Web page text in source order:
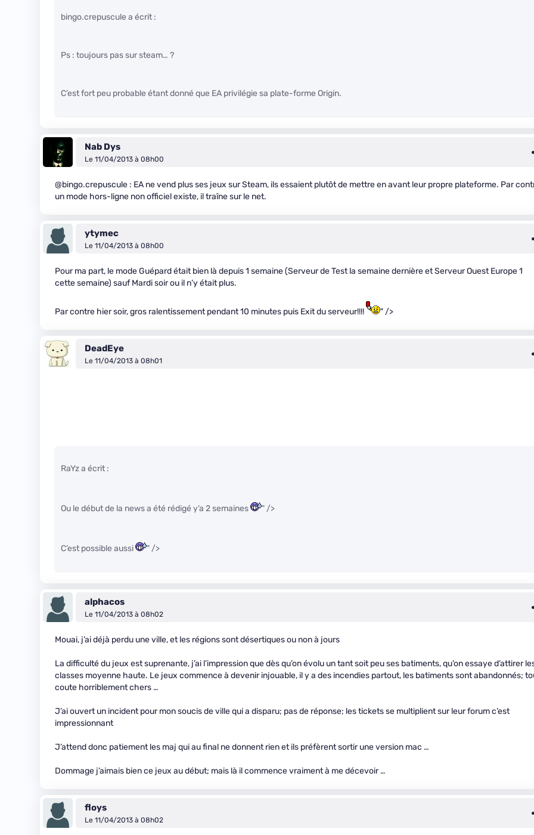
bingo.crepuscule a écrit :
Ps : toujours pas sur steam… ?
C’est fort peu probable étant donné que EA privilégie sa plate-forme Origin.
Nab Dys
Le 11/04/2013 à 08h00
@bingo.crepuscule : EA ne vend plus ses jeux sur Steam, ils essaient plutôt de mettre en avant leur propre plateforme. Par
un mode hors-ligne non officiel existe, il traîne sur le net.
ytymec
Le 11/04/2013 à 08h00
Pour ma part, le mode Guépard était bien là depuis 1 semaine (Serveur de Test la semaine dernière et Serveur Ouest Europe 1
cette semaine) sauf Mardi soir ou il n’y était plus.
Par contre hier soir, gros ralentissement pendant 10 minutes puis Exit du serveur!!!! " />
DeadEye
Le 11/04/2013 à 08h01
RaYz a écrit :
Ou le début de la news a été rédigé y’a 2 semaines " />
C’est possible aussi " />
alphacos
Le 11/04/2013 à 08h02
Mouai, j’ai déjà perdu une ville, et les régions sont désertiques ou non à jours
La difficulté du jeux est suprenante, j’ai l’impression que dès qu’on évolu un tant soit peu ses batiments, qu’on essaye d’attirer
classes moyenne haute. Le jeux commence à devenir injouable, il y a des incendies partout, les batiments sont abandonnés;
coute horriblement chers …
J’ai ouvert un incident pour mon soucis de ville qui a disparu; pas de réponse; les tickets se multiplient sur leur forum c’est
impressionnant
J’attend donc patiement les maj qui au final ne donnent rien et ils préfèrent sortir une version mac …
Dommage j’aimais bien ce jeux au début; mais là il commence vraiment à me décevoir …
floys
Le 11/04/2013 à 08h02